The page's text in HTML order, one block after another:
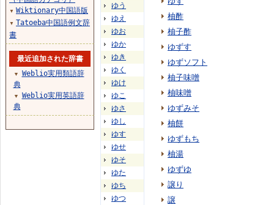
ゆう
ゆえ
ゆお
ゆか
ゆき
ゆく
ゆけ
ゆこ
ゆさ
ゆし
ゆす
ゆせ
ゆそ
ゆた
ゆち
ゆつ
柚酢
柚子酢
ゆずす
ゆずソフト
柚子味噌
柚味噌
ゆずみそ
柚餅
ゆずもち
柚湯
ゆずゆ
譲り
譲
▼ Wiktionary中国語版
▼ Tatoeba中国語例文辞
書
最近追加された辞書
▼
Weblio実用類語辞
典
▼
Weblio実用英語辞
典